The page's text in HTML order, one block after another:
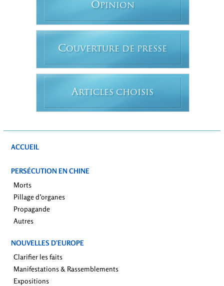
OPINION
COUVERTURE DE PRESSE
ARTICLES CHOISIS
ACCUEIL
PERSÉCUTION EN CHINE
Morts
Pillage d’organes
Propagande
Autres
NOUVELLES D’EUROPE
Clarifier les faits
Manifestations & Rassemblements
Expositions